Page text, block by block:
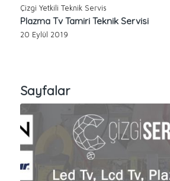
Çizgi Yetkili Teknik Servis
Plazma Tv Tamiri Teknik Servisi
20 Eylül 2019
Sayfalar